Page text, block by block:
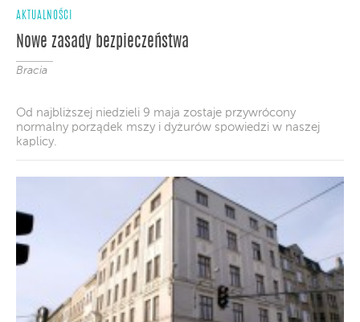
AKTUALNOŚCI
Nowe zasady bezpieczeństwa
Bracia
Od najbliższej niedzieli 9 maja zostaje przywrócony
normalny porządek mszy i dyżurów spowiedzi w naszej
kaplicy.